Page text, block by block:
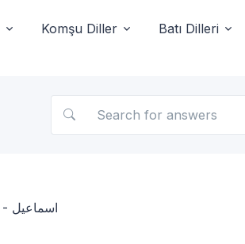
Komşu Diller Batı Dilleri
- اسماعیل